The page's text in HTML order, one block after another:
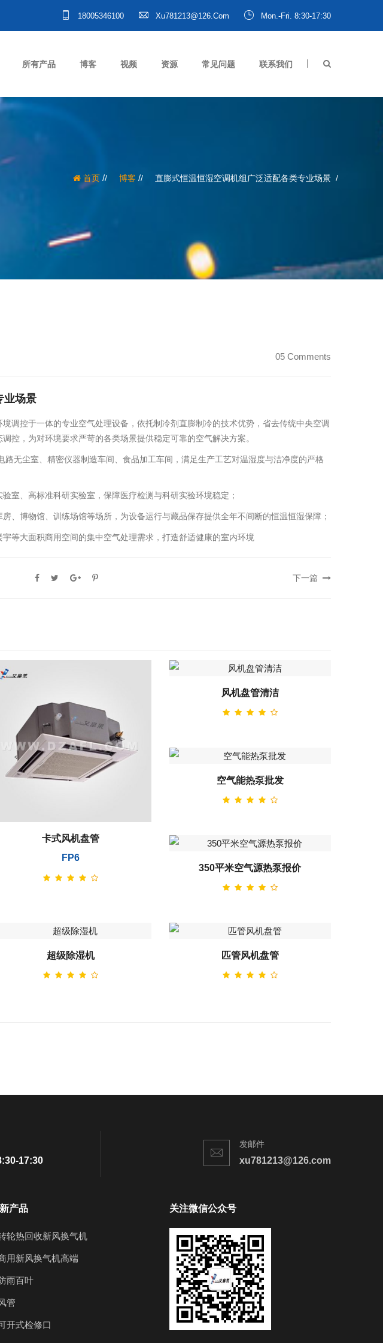
18005346100 Xu781213@126.com Mon.-Fri. 8:30-17:30
所有产品 博客 视频 资源 常见问题 联系我们
首页 / 博客 / 直膨式恒温恒湿空调机组广泛适配各类专业场景
05 Comments
业场景
调控于一体的专业空气处理设备，依托制冷剂直膨制冷的技术优势，省去传统中央空调
控，为对环境要求严苛的各类场景提供稳定可靠的空气解决方案。
无尘室、精密仪器制造车间、食品加工车间，满足生产工艺对温湿度与洁净度的严格
室、高标准科研实验室，保障医疗检测与科研实验环境稳定；
、博物馆、训练场馆等场所，为设备运行与藏品保存提供全年不间断的恒温恒湿保障；
等大面积商用空间的集中空气处理需求，打造舒适健康的室内环境
下一篇
卡式风机盘管
FP6
风机盘管清洁
空气能热泵批发
350平米空气源热泵报价
超级除湿机 匹管风机盘管
17:30
发邮件
xu781213@126.com
产品
轮热回收新风换气机
用新风换气机高端
雨百叶
管
开式检修口
关注微信公众号